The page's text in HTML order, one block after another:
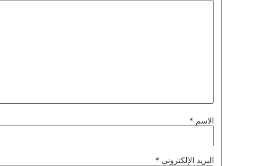
الاسم *
البريد الإلكتروني *